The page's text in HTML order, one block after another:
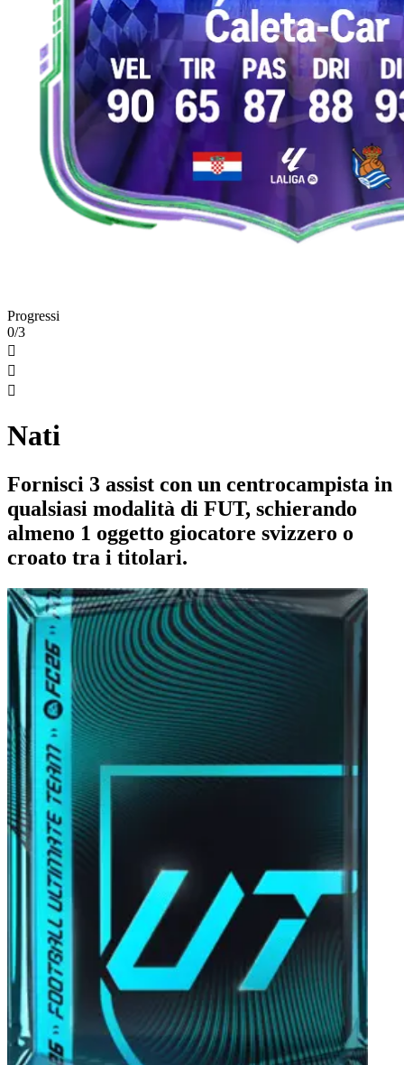
Progressi
0/3



Nati
Fornisci 3 assist con un centrocampista in
qualsiasi modalità di FUT, schierando
almeno 1 oggetto giocatore svizzero o
croato tra i titolari.